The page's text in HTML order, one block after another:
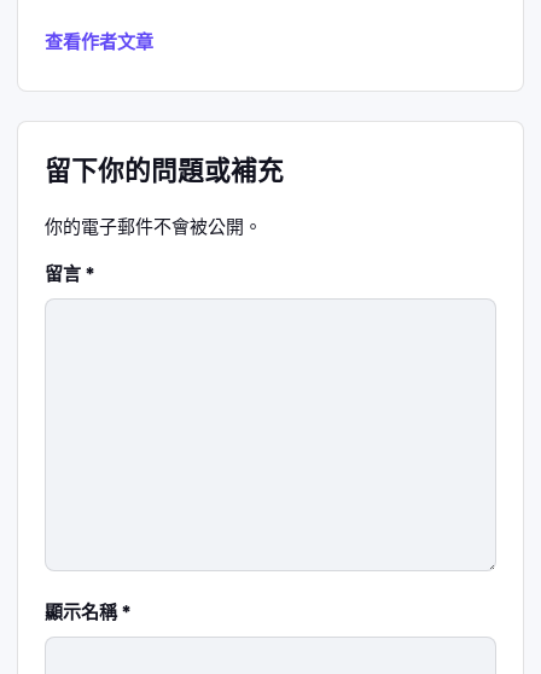
查看作者文章
留下你的問題或補充
你的電子郵件不會被公開。
留言 *
顯示名稱*